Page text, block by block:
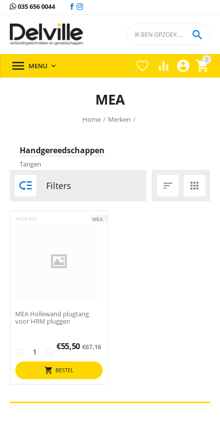
035 656 0044
0


 

 MENU 
MEA
Home / Merken /
Handgereedschappen
Tangen
 Filters  
4429.000 MEA
MEA Hollewand plugtang
voor HRM pluggen
+
−
€55,50 €67,16
BESTEL